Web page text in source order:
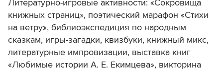
Литературно-игровые активности: «Сокровища
книжных страниц», поэтический марафон «Стихи
на ветру», библиоэкспедиция по народным
сказкам, игры-загадки, квизбуки, книжный микс,
литературные импровизации, выставка книг
«Любимые истории А. Е. Екимцева», викторина